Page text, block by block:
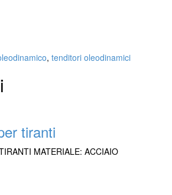
, tenditori oleodinamici
tiranti
MATERIALE: ACCIAIO